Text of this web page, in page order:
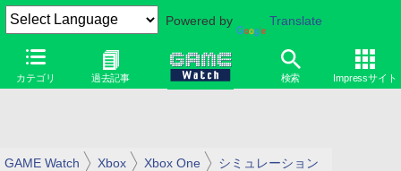
Powered by Translate
カテゴリ 過去記事 検索 Impressサイト
GAME Watch Xbox Xbox One シミュレーション